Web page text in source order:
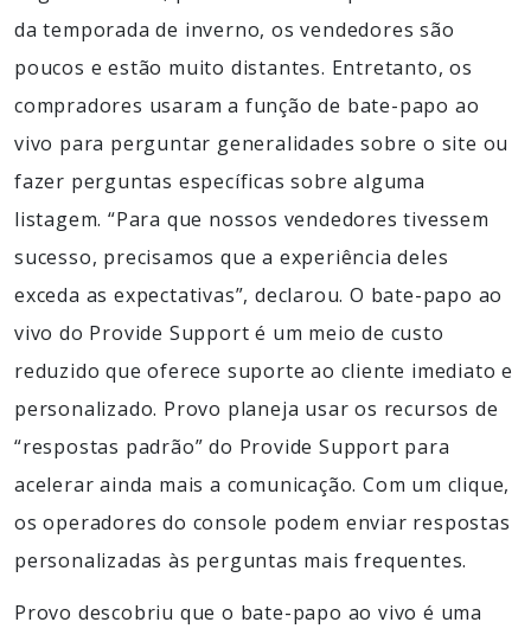
da temporada de inverno, os vendedores são
poucos e estão muito distantes. Entretanto, os
compradores usaram a função de bate-papo ao
vivo para perguntar generalidades sobre o site ou
fazer perguntas específicas sobre alguma
listagem. “Para que nossos vendedores tivessem
sucesso, precisamos que a experiência deles
exceda as expectativas”, declarou. O bate-papo ao
vivo do Provide Support é um meio de custo
reduzido que oferece suporte ao cliente imediato e
personalizado. Provo planeja usar os recursos de
“respostas padrão” do Provide Support para
acelerar ainda mais a comunicação. Com um clique,
os operadores do console podem enviar respostas
personalizadas às perguntas mais frequentes.
Provo descobriu que o bate-papo ao vivo é uma